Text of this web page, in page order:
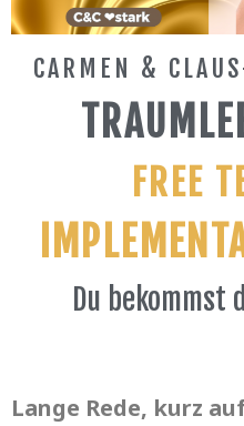
CARMEN &
FREE
Du bekommst
Lange Rede, kurz